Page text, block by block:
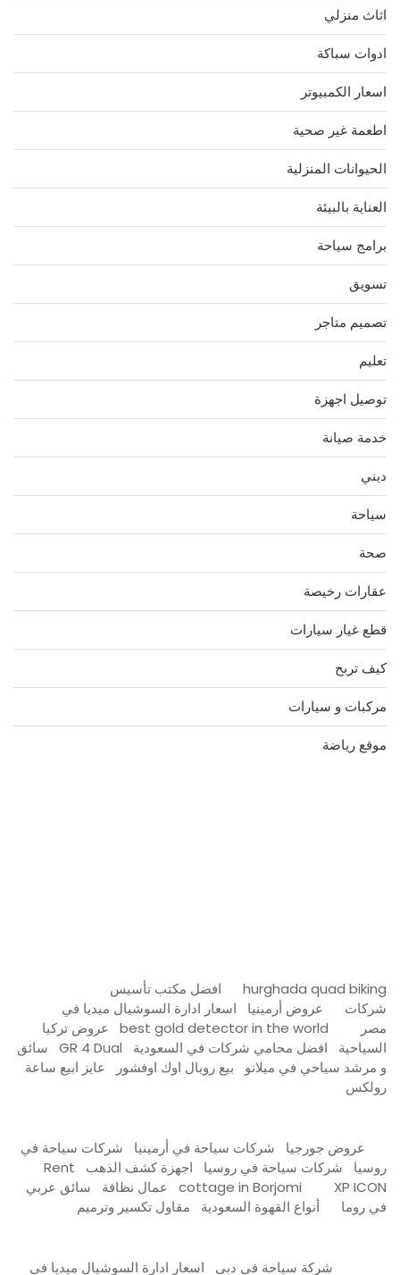
اثاث منزلي
ادوات سباكة
اسعار الكمبيوتر
اطعمة غير صحية
الحيوانات المنزلية
العناية بالبيئة
برامج سياحة
تسويق
تصميم متاجر
تعليم
توصيل اجهزة
خدمة صيانة
ديني
سياحة
صحة
عقارات رخيصة
قطع غيار سيارات
كيف تربح
مركبات و سيارات
موقع رياضة
hurghada quad biking
افضل مكتب تأسيس
شركات
عروض أرمينيا
اسعار ادارة السوشيال ميديا في
مصر
best gold detector in the world
عروض تركيا
السياحية
افضل محامي شركات في السعودية GR 4 Dual
سائق
و مرشد سياحي في ميلانو
بيع رويال اوك اوفشور
عايز ابيع ساعة
رولكس
عروض جورجيا شركات سياحة في أرمينيا
شركات سياحة في
روسيا
شركات سياحة في روسيا اجهزة كشف الذهب
Rent
cottage in Borjomi
XP ICON عمال نظافة
سائق عربي
في روما
أنواع القهوة السعودية مقاول تكسير وترميم
شركة سياحة في دبي اسعار ادارة السوشيال ميديا في